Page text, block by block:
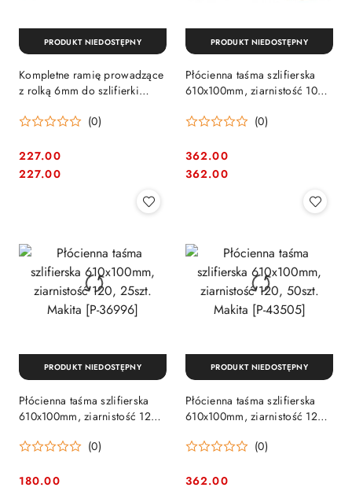
Kompletne ramię prowadzące
z rolką 6mm do szlifierki
(0)
Cena:
227.00
Cena:
227.00
PRODUKT NIEDOSTĘPNY
Płócienna taśma szlifierska
610x100mm, ziarnistość 100,
(0)
Cena:
362.00
Cena:
362.00
PRODUKT NIEDOSTĘPNY
Płócienna taśma szlifierska
610x100mm, ziarnistość 120,
(0)
180.00
PRODUKT NIEDOSTĘPNY
Płócienna taśma szlifierska
610x100mm, ziarnistość 120,
(0)
362.00
PRODUKT NIEDOSTĘPNY